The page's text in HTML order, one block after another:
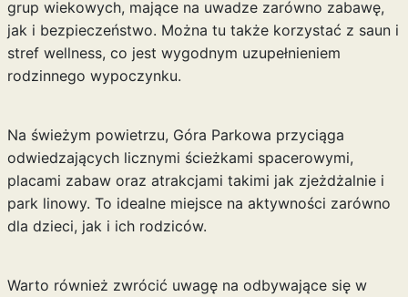
grup wiekowych, mające na uwadze zarówno zabawę,
jak i bezpieczeństwo. Można tu także korzystać z saun i
stref wellness, co jest wygodnym uzupełnieniem
rodzinnego wypoczynku.
Na świeżym powietrzu, Góra Parkowa przyciąga
odwiedzających licznymi ścieżkami spacerowymi,
placami zabaw oraz atrakcjami takimi jak zjeżdżalnie i
park linowy. To idealne miejsce na aktywności zarówno
dla dzieci, jak i ich rodziców.
Warto również zwrócić uwagę na odbywające się w